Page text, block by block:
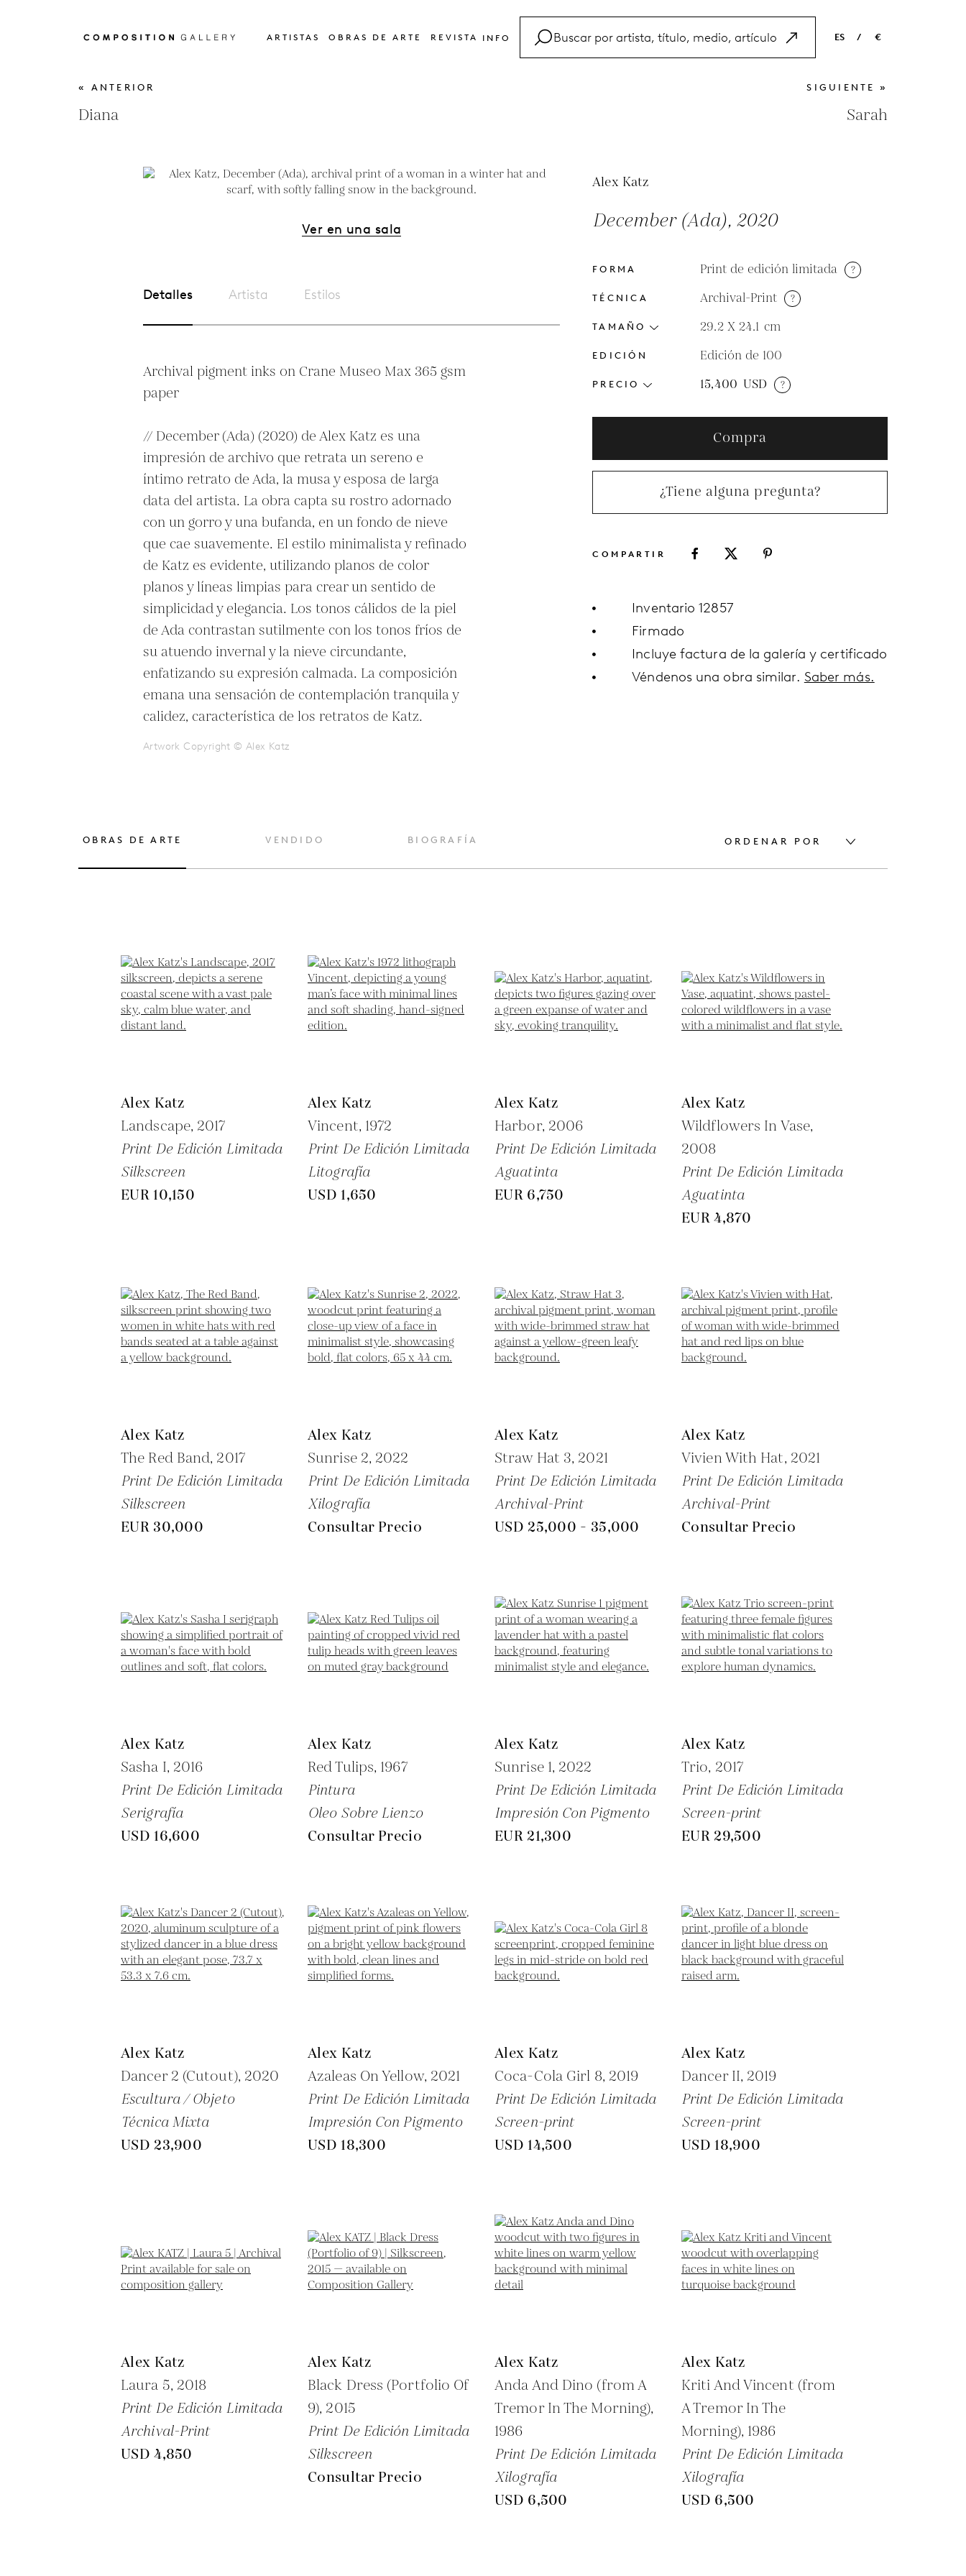
ARTISTAS OBRAS DE ARTE REVISTA INFO ES
NL
/ €
EUR
GBP
« ANTERIOR
Diana
SIGUIENTE »
Sarah
Ver en una sala
Detalles Artista Estilos
Archival pigment inks on Crane Museo Max 365 gsm
paper
// December (Ada) (2020) de Alex Katz es una
impresión de archivo que retrata un sereno e
íntimo retrato de Ada, la musa y esposa de larga
data del artista. La obra capta su rostro adornado
con un gorro y una bufanda, en un fondo de nieve
que cae suavemente. El estilo minimalista y refinado
de Katz es evidente, utilizando planos de color
planos y líneas limpias para crear un sentido de
simplicidad y elegancia. Los tonos cálidos de la piel
de Ada contrastan sutilmente con los tonos fríos de
su atuendo invernal y la nieve circundante,
enfatizando su expresión calmada. La composición
emana una sensación de contemplación tranquila y
calidez, característica de los retratos de Katz.
Artwork Copyright © Alex Katz
Alex Katz
December (Ada), 2020
FORMA Print de edición limitada ?
TÉCNICA Archival-Print ?
TAMAÑO 29.2 X 24.1 cm
EDICIÓN Edición de 100
PRECIO 15,400 USD ?
Compra
¿Tiene alguna pregunta?
COMPARTIR
Inventario 12857
Firmado
Incluye factura de la galería y certificado
Véndenos una obra similar. Saber más.
OBRAS DE ARTE VENDIDO BIOGRAFÍA ORDENAR POR
Alex Katz
Landscape, 2017
Print De Edición Limitada
Silkscreen
EUR 10,150
Alex Katz
Vincent, 1972
Print De Edición Limitada
Litografía
USD 1,650
Alex Katz
Harbor, 2006
Print De Edición Limitada
Aguatinta
EUR 6,750
Alex Katz
Wildflowers In Vase,
2008
Print De Edición Limitada
Aguatinta
EUR 4,870
Alex Katz
The Red Band, 2017
Print De Edición Limitada
Silkscreen
EUR 30,000
Alex Katz
Sunrise 2, 2022
Print De Edición Limitada
Xilografía
Consultar Precio
Alex Katz
Straw Hat 3, 2021
Print De Edición Limitada
Archival-Print
USD 25,000 - 35,000
Alex Katz
Vivien With Hat, 2021
Print De Edición Limitada
Archival-Print
Consultar Precio
Alex Katz
Sasha I, 2016
Print De Edición Limitada
Serigrafía
USD 16,600
Alex Katz
Red Tulips, 1967
Pintura
Oleo Sobre Lienzo
Consultar Precio
Alex Katz
Sunrise 1, 2022
Print De Edición Limitada
Impresión Con Pigmento
EUR 21,300
Alex Katz
Trio, 2017
Print De Edición Limitada
Screen-print
EUR 29,500
Alex Katz
Dancer 2 (Cutout), 2020
Escultura / Objeto
Técnica Mixta
USD 23,900
Alex Katz
Azaleas On Yellow, 2021
Print De Edición Limitada
Impresión Con Pigmento
USD 18,300
Alex Katz
Coca-Cola Girl 8, 2019
Print De Edición Limitada
Screen-print
USD 14,500
Alex Katz
Dancer II, 2019
Print De Edición Limitada
Screen-print
USD 18,900
Alex Katz
Laura 5, 2018
Print De Edición Limitada
Archival-Print
USD 4,850
Alex Katz
Black Dress (Portfolio Of
9), 2015
Print De Edición Limitada
Silkscreen
Consultar Precio
Alex Katz
Anda And Dino (from A
Tremor In The Morning),
1986
Print De Edición Limitada
Xilografía
USD 6,500
Alex Katz
Kriti And Vincent (from
A Tremor In The
Morning), 1986
Print De Edición Limitada
Xilografía
USD 6,500